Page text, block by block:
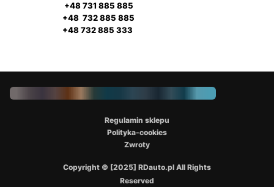
+48 731 885 885
+48 732 885 885
+48 732 885 333
Copyright © [2025] RDauto.pl All Rights
Reserved
Regulamin sklepu
Polityka-cookies
Zwroty